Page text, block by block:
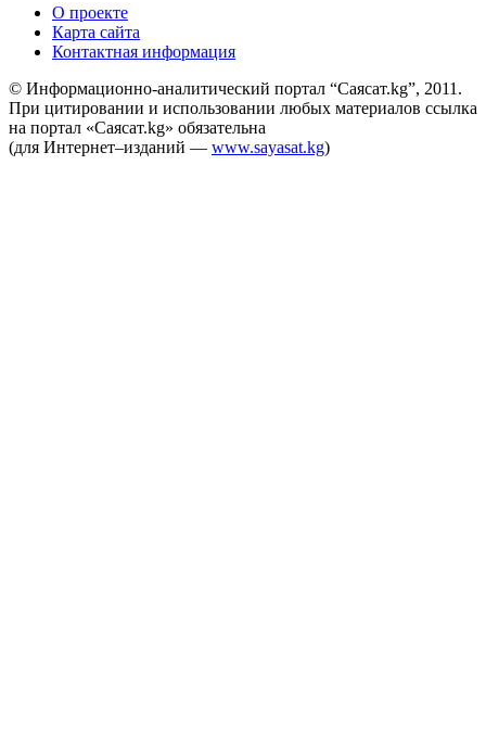
О проекте
Карта сайта
Контактная информация
© Информационно-аналитический портал “Саясат.kg”, 2011.
При цитировании и использовании любых материалов ссылка
на портал «Саясат.kg» обязательна
(для Интернет–изданий — www.sayasat.kg)